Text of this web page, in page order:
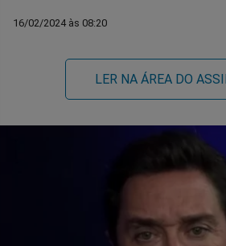
16/02/2024 às 08:20
LER NA ÁREA DO